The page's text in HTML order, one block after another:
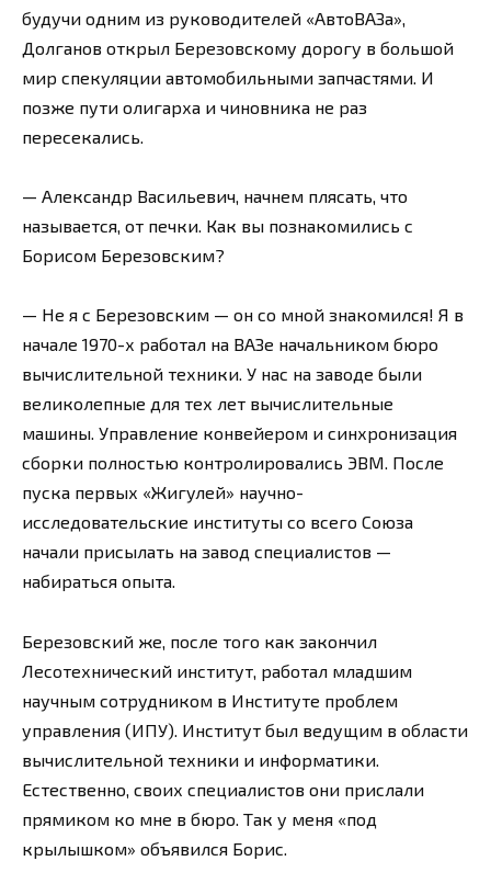
будучи одним из руководителей «АвтоВАЗа»,
Долганов открыл Березовскому дорогу в большой
мир спекуляции автомобильными запчастями. И
позже пути олигарха и чиновника не раз
пересекались.
— Александр Васильевич, начнем плясать, что
называется, от печки. Как вы познакомились с
Борисом Березовским?
— Не я с Березовским — он со мной знакомился! Я в
начале 1970-х работал на ВАЗе начальником бюро
вычислительной техники. У нас на заводе были
великолепные для тех лет вычислительные
машины. Управление конвейером и синхронизация
сборки полностью контролировались ЭВМ. После
пуска первых «Жигулей» научно-
исследовательские институты со всего Союза
начали присылать на завод специалистов —
набираться опыта.
Березовский же, поcле того как закончил
Лесотехнический институт, работал младшим
научным сотрудником в Институте проблем
управления (ИПУ). Институт был ведущим в области
вычислительной техники и информатики.
Естественно, своих специалистов они прислали
прямиком ко мне в бюро. Так у меня «под
крылышком» объявился Борис.